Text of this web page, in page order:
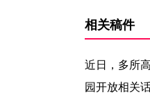
相关稿件
近日，多所
园开放相关